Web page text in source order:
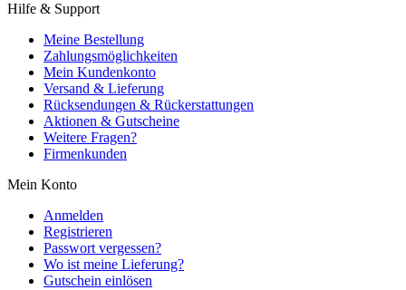
Hilfe & Support
Meine Bestellung
Zahlungsmöglichkeiten
Mein Kundenkonto
Versand & Lieferung
Rücksendungen & Rückerstattungen
Aktionen & Gutscheine
Weitere Fragen?
Firmenkunden
Mein Konto
Anmelden
Registrieren
Passwort vergessen?
Wo ist meine Lieferung?
Gutschein einlösen